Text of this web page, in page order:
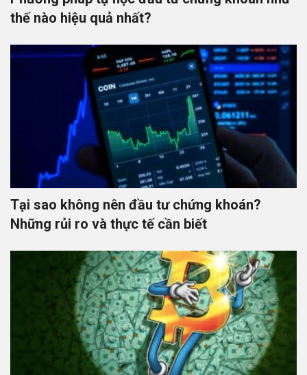
thế nào hiệu quả nhất?
Tại sao không nên đầu tư chứng khoán?
Những rủi ro và thực tế cần biết